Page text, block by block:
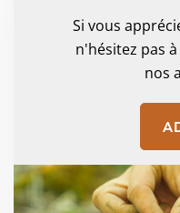
Si vous
n'hésitez pas
nos